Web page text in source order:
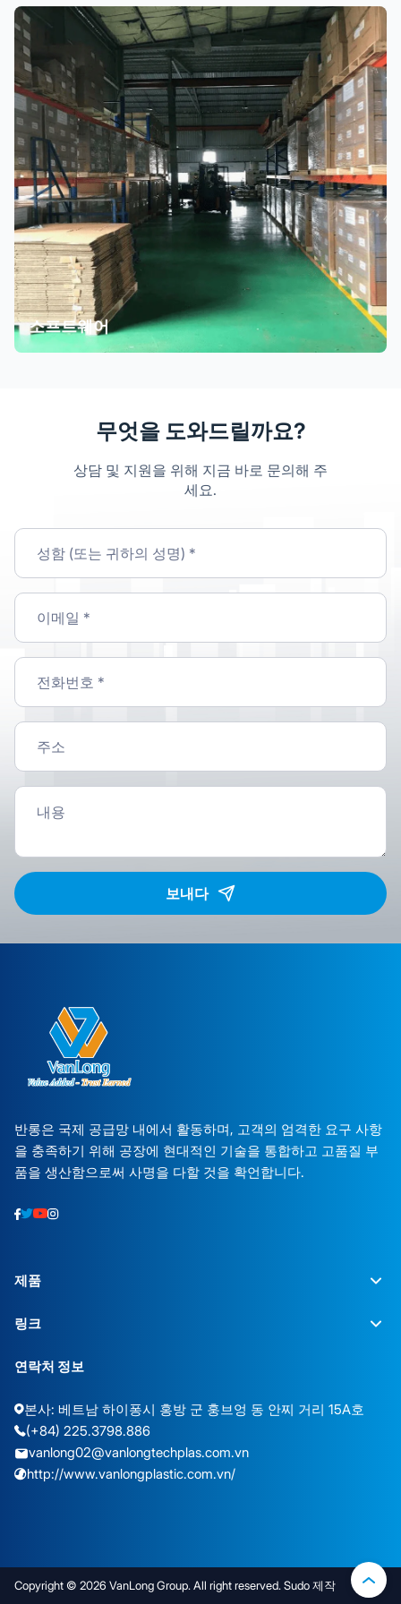
소프트웨어
무엇을 도와드릴까요?
상담 및 지원을 위해 지금 바로 문의해 주
세요.
보내다
반롱은 국제 공급망 내에서 활동하며, 고객의 엄격한 요구 사항
을 충족하기 위해 공장에 현대적인 기술을 통합하고 고품질 부
품을 생산함으로써 사명을 다할 것을 확언합니다.
제품
링크
연락처 정보
본사: 베트남 하이퐁시 홍방 군 훙브엉 동 안찌 거리 15A호
(+84) 225.3798.886
vanlong02@vanlongtechplas.com.vn
http://www.vanlongplastic.com.vn/
Copyright © 2026 VanLong Group. All right reserved. Sudo 제작